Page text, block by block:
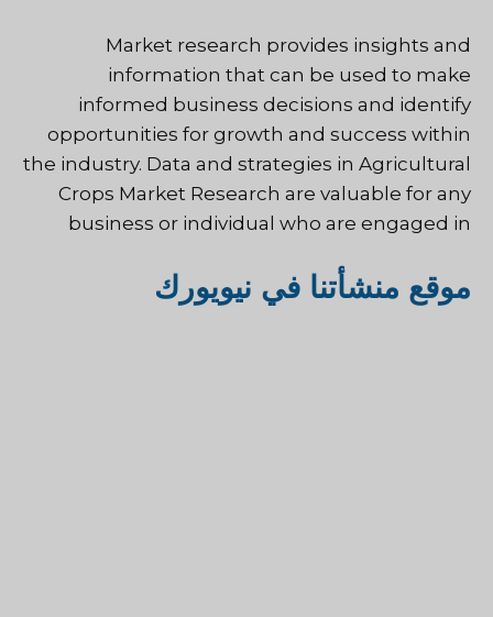
Market research provides insights and
information that can be used to make
informed business decisions and identify
opportunities for growth and success within
the industry. Data and strategies in Agricultural
Crops Market Research are valuable for any
business or individual who are engaged in
موقع منشأتنا في نيويورك